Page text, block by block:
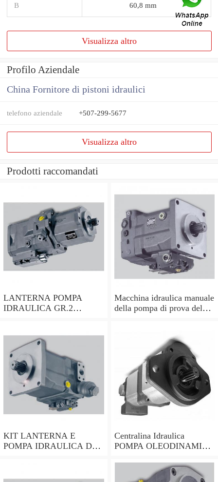
B 60,8 mm
Visualizza altro
Profilo Aziendale
China Fornitore di pistoni idraulici
telefono aziendale +507-299-5677
Visualizza altro
Prodotti raccomandati
LANTERNA POMPA
IDRAULICA GR.2
HONDA ecc
Macchina idraulica manuale
della pompa di prova del
KIT LANTERNA E
POMPA IDRAULICA DA
Centralina Idraulica
POMPA OLEODINAMICA
GRUPPO 0,5 Pumps